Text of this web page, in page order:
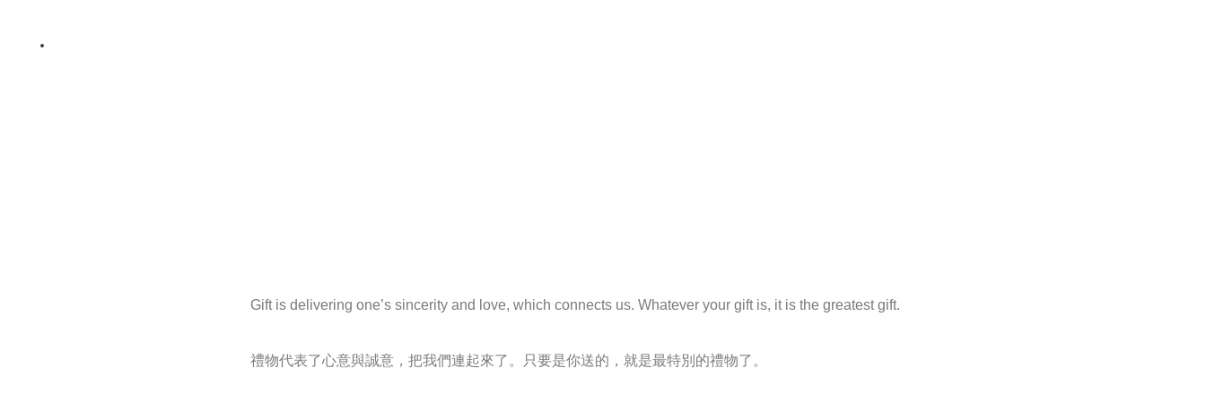
Gift is delivering one’s sincerity and love, which connects us. Whatever your gift is, it is the greatest gift.
禮物代表了心意與誠意，把我們連起來了。只要是你送的，就是最特別的禮物了。